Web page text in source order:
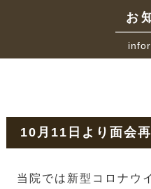
お
10月11日より面会
当院では新型コロナウ